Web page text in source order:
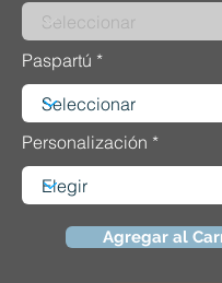
Paspartú
Personalización
Agregar al